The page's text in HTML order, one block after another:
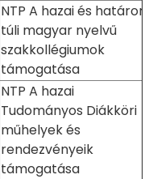
NTP A hazai és határon
túli magyar nyelvű
szakkollégiumok
támogatása
NTP A hazai
Tudományos Diákköri
műhelyek és
rendezvényeik
támogatása